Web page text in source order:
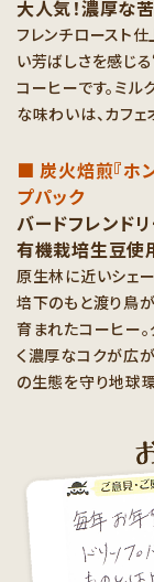
大人気！濃厚な
フレンチロースト
い芳ばしさを感じ
コーヒーです。ミ
な味わいは、カフェ
■ 炭火焙煎『ホ
プパック
バードフレンド
有機栽培生豆使
原生林に近いシェ
培下のもと渡り鳥
育まれたコーヒー
く濃厚なコクが広
の生態を守り地球